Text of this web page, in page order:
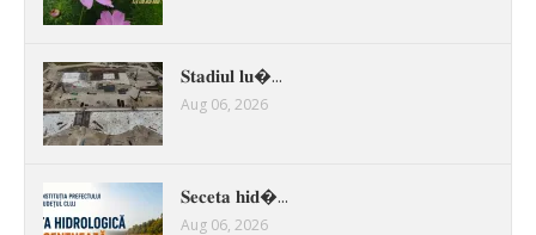
𝐒𝐭𝐚𝐝𝐢𝐮𝐥 𝐥𝐮�...
Aug 06, 2026
𝐒𝐞𝐜𝐞𝐭𝐚 𝐡𝐢𝐝�...
Aug 06, 2026